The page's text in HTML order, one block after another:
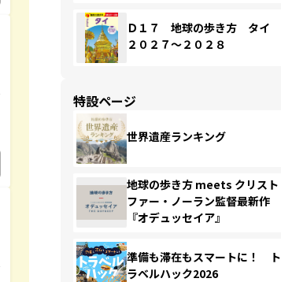
Ｄ１７ 地球の歩き方 タイ
２０２７～２０２８
特設ページ
世界遺産ランキング
地球の歩き方 meets クリスト
ファー・ノーラン監督最新作
『オデュッセイア』
準備も滞在もスマートに！ ト
ラベルハック2026